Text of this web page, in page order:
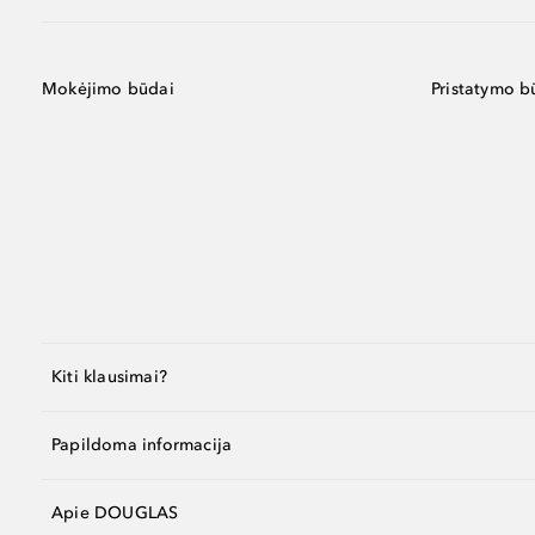
Mokėjimo būdai Pristatymo
Kiti klausimai?
Papildoma informacija
Apie DOUGLAS